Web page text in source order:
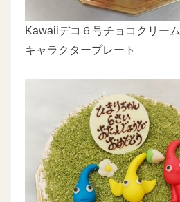
Kawaiiデコ６号チョコクリーム
キャラクタープレート